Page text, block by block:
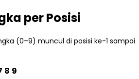
per Posisi
(0–9) muncul di posisi ke-1 sampai
8 9